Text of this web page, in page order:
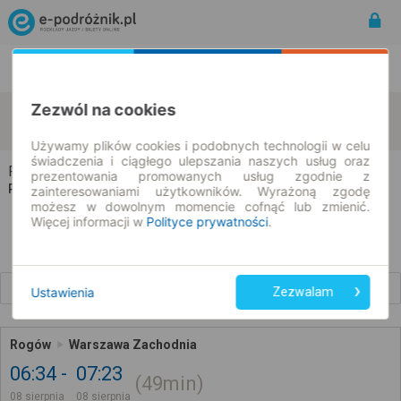
Rogów Warszawa
Rogów → Warszawa
Rozkład jazdy i bilety
Rogów Warszawa Zachodnia
06:34
08 sierpnia
07:23
08 sierpnia
49min
Zezwól na cookies
Używamy plików cookies i podobnych technologii w celu
świadczenia i ciągłego ulepszania naszych usług oraz
prezentowania promowanych usług zgodnie z
zainteresowaniami użytkowników. Wyrażoną zgodę
możesz w dowolnym momencie cofnąć lub zmienić.
Więcej informacji w Polityce prywatności.
Ustawienia Zezwalam